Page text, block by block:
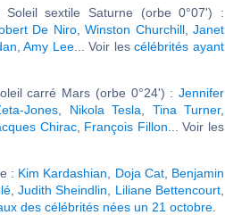
sextile Saturne (orbe 0°07') :
De Niro, Winston Churchill, Janet
,Amy Lee... Voir lescélébrités ayant
carré Mars (orbe 0°24') : Jennifer
Jones Nikola Tesla Tina Turner,
Chirac, François Fillon ... Voir les
: Kim Kardashian Doja Cat, Benjamin
,Judith Sheindlin Liliane Bettencourt
des célébrités nées un 21 octobre